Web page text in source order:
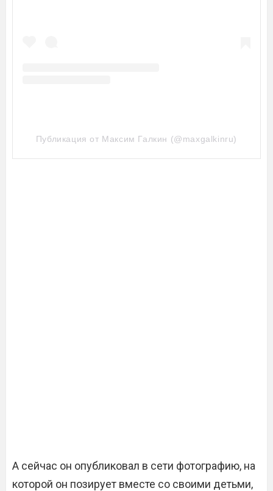
Публикация от Максим Галкин (@maxgalkinru)
А сейчас он опубликовал в сети фотографию, на
которой он позирует вместе со своими детьми,